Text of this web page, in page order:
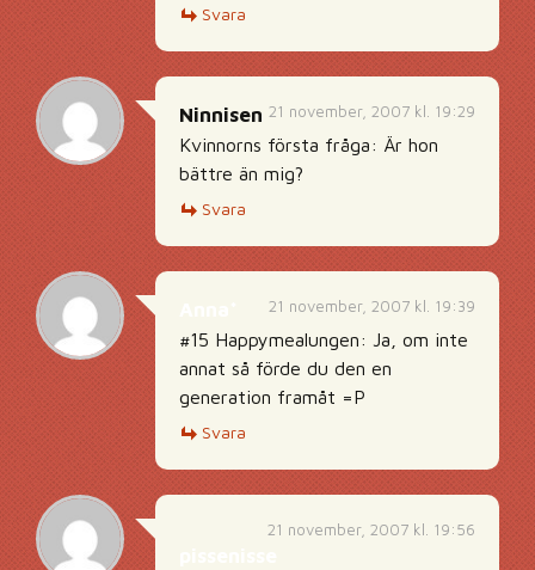
Svara
21 november, 2007 kl. 19:29
Ninnisen
Kvinnorns första fråga: Är hon
bättre än mig?
Svara
21 november, 2007 kl. 19:39
#15 Happymealungen: Ja, om inte
annat så förde du den en
generation framåt =P
Svara
21 november, 2007 kl. 19:56